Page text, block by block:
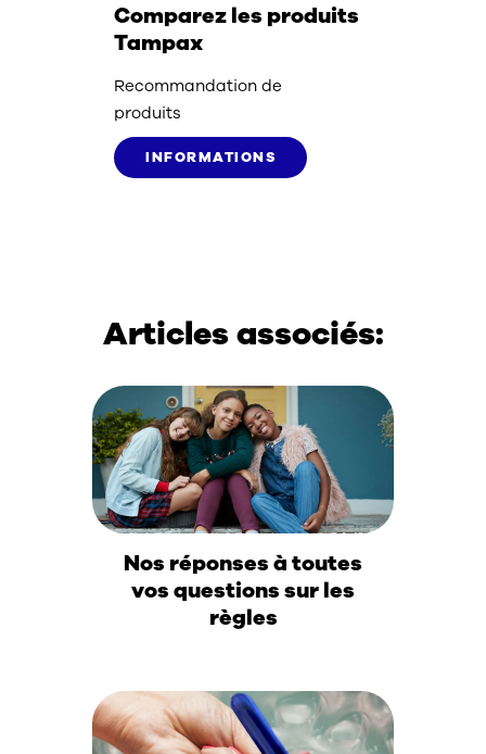
Comparez les produits
Tampax
Recommandation de
produits
INFORMATIONS
Articles associés:
Nos réponses à toutes
vos questions sur les
règles